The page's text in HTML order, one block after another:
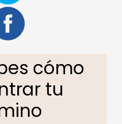
cómo
tu